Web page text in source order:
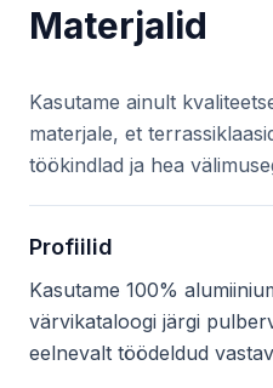
Materjalid
Kasutame ainult
materjale, et
töökindlad ja hea
Profiilid
Kasutame 100%
värvikataloogi järgi
eelnevalt töödeldud